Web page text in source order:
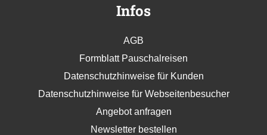
Infos
AGB
Formblatt Pauschalreisen
Datenschutzhinweise für Kunden
Datenschutzhinweise für Webseitenbesucher
Angebot anfragen
Newsletter bestellen